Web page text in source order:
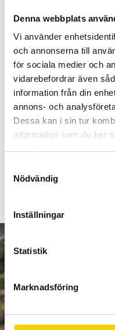
Denna webbplats
Vi använder
och annonserna till
för sociala medier och
vidarebefordrar även
information från din
annons- och
Dessa kan i sin tur
information som du har
y
c
k
s
v
a
Nödvändig
Inställningar
Statistik
Marknadsföring
Certifierad cykelservice & Shimano
Allt inom cykel på ett ställe
Kunnig personal och hög
Lagerstatus